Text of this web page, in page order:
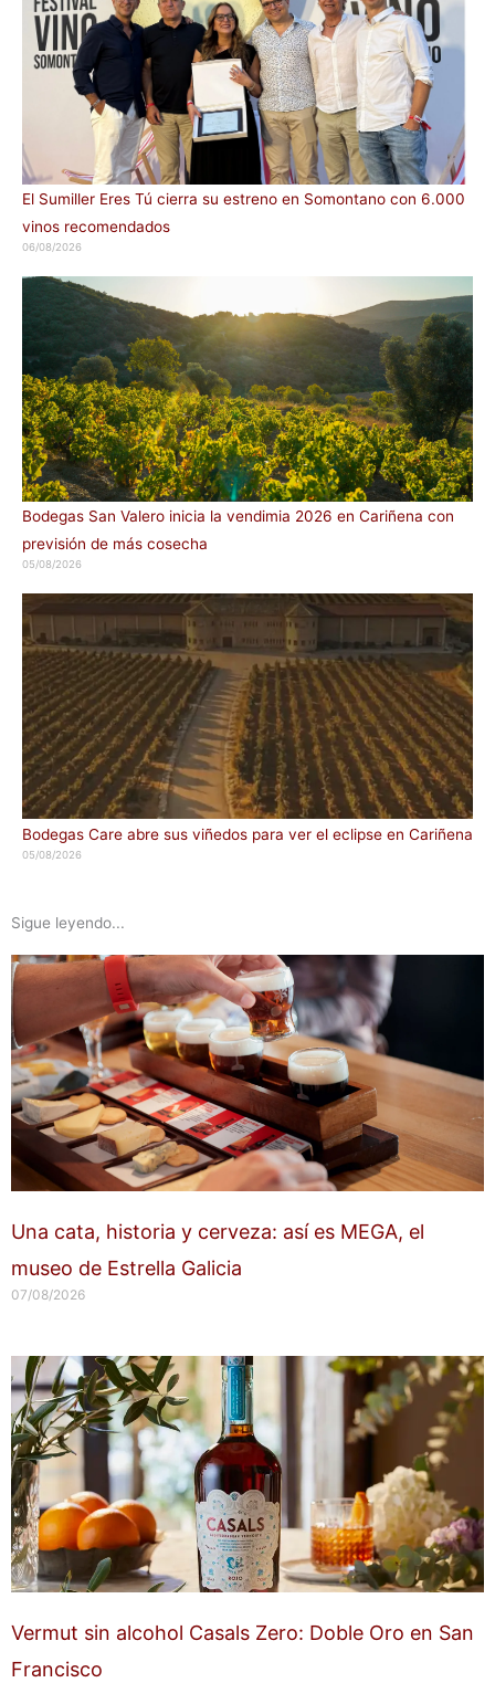
El Sumiller Eres Tú cierra su estreno en Somontano con 6.000
vinos recomendados
06/08/2026
Bodegas San Valero inicia la vendimia 2026 en Cariñena con
previsión de más cosecha
05/08/2026
Bodegas Care abre sus viñedos para ver el eclipse en Cariñena
05/08/2026
Sigue leyendo...
Una cata, historia y cerveza: así es MEGA, el
museo de Estrella Galicia
07/08/2026
Vermut sin alcohol Casals Zero: Doble Oro en San
Francisco